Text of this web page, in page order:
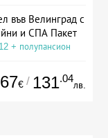
във Велинград с
и СПА Пакет
+ полупансион
67€ / 131.04
лв.